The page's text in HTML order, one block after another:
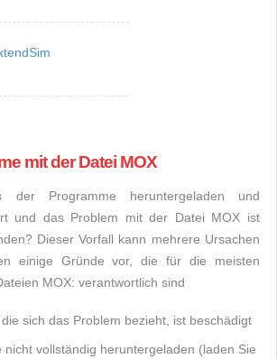
mit der Datei MOX
der Programme heruntergeladen und
und das Problem mit der Datei MOX ist
Dieser Vorfall kann mehrere Ursachen
einige Gründe vor, die für die meisten
MOX: verantwortlich sind
sich das Problem bezieht, ist beschädigt
nicht vollständig heruntergeladen (laden Sie